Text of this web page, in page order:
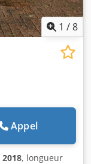
1 /8
Appel
2018, longueur